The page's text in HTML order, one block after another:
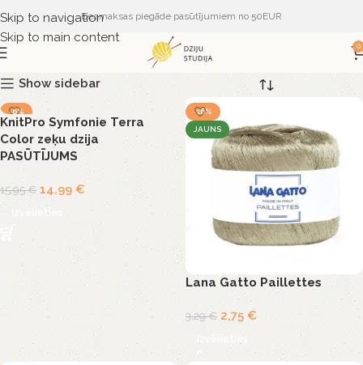
Skip to navigation
Skip to main content
Bezmaksas piegāde pasūtījumiem no 50EUR
0
Show sidebar
-6%
KnitPro Symfonie Terra
Color zeķu dzija
PASŪTĪJUMS
15,95€ 14,99 €
Izvēlieties
-16%
JAUNS
Lana Gatto Paillettes
3,29€ 2,75 €
Izvēlieties